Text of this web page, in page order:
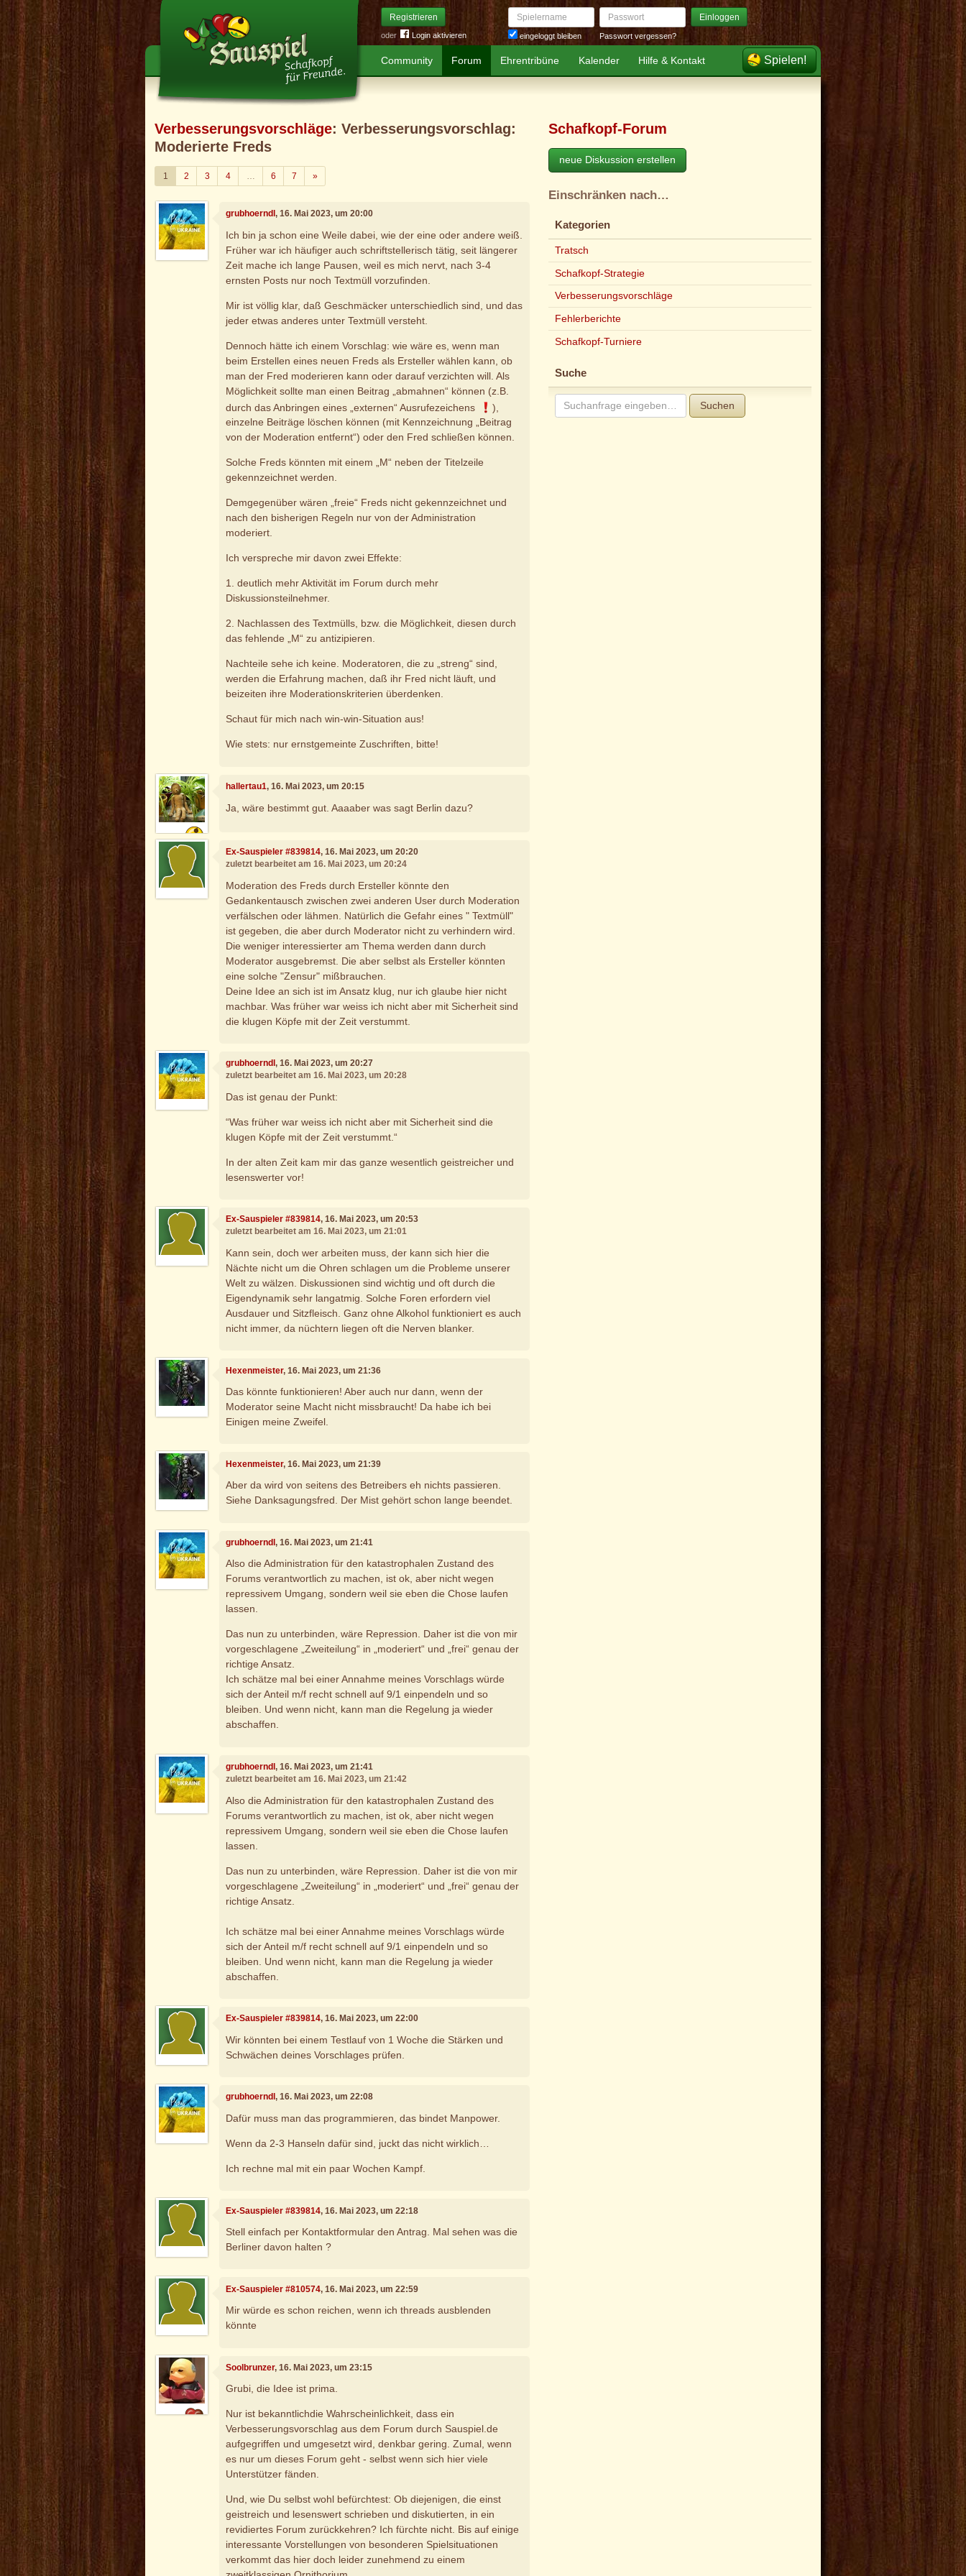
Registrieren
oder Login aktivieren
Spielername
eingeloggt bleiben
Passwort Einloggen
Passwort vergessen?
Community Forum Ehrentribüne Kalender Hilfe & Kontakt Spielen!
Verbesserungsvorschläge: Verbesserungsvorschlag:
Moderierte Freds
1 2 3 4 … 6 7 »Weiter
grubhoerndl, 16. Mai 2023, um 20:00
Ich bin ja schon eine Weile dabei, wie der eine oder andere weiß.
Früher war ich häufiger auch schriftstellerisch tätig, seit längerer
Zeit mache ich lange Pausen, weil es mich nervt, nach 3-4
ernsten Posts nur noch Textmüll vorzufinden.
Mir ist völlig klar, daß Geschmäcker unterschiedlich sind, und das
jeder etwas anderes unter Textmüll versteht.
Dennoch hätte ich einem Vorschlag: wie wäre es, wenn man
beim Erstellen eines neuen Freds als Ersteller wählen kann, ob
man der Fred moderieren kann oder darauf verzichten will. Als
Möglichkeit sollte man einen Beitrag „abmahnen“ können (z.B.
durch das Anbringen eines „externen“ Ausrufezeichens
️),
einzelne Beiträge löschen können (mit Kennzeichnung „Beitrag
von der Moderation entfernt“) oder den Fred schließen können.
Solche Freds könnten mit einem „M“ neben der Titelzeile
gekennzeichnet werden.
Demgegenüber wären „freie“ Freds nicht gekennzeichnet und
nach den bisherigen Regeln nur von der Administration
moderiert.
Ich verspreche mir davon zwei Effekte:
1. deutlich mehr Aktivität im Forum durch mehr
Diskussionsteilnehmer.
2. Nachlassen des Textmülls, bzw. die Möglichkeit, diesen durch
das fehlende „M“ zu antizipieren.
Nachteile sehe ich keine. Moderatoren, die zu „streng“ sind,
werden die Erfahrung machen, daß ihr Fred nicht läuft, und
beizeiten ihre Moderationskriterien überdenken.
Schaut für mich nach win-win-Situation aus!
Wie stets: nur ernstgemeinte Zuschriften, bitte!
hallertau1, 16. Mai 2023, um 20:15
Ja, wäre bestimmt gut. Aaaaber was sagt Berlin dazu?
Ex-Sauspieler #839814, 16. Mai 2023, um 20:20
zuletzt bearbeitet am 16. Mai 2023, um 20:24
Moderation des Freds durch Ersteller könnte den
Gedankentausch zwischen zwei anderen User durch Moderation
verfälschen oder lähmen. Natürlich die Gefahr eines " Textmüll"
ist gegeben, die aber durch Moderator nicht zu verhindern wird.
Die weniger interessierter am Thema werden dann durch
Moderator ausgebremst. Die aber selbst als Ersteller könnten
eine solche "Zensur" mißbrauchen.
Deine Idee an sich ist im Ansatz klug, nur ich glaube hier nicht
machbar. Was früher war weiss ich nicht aber mit Sicherheit sind
die klugen Köpfe mit der Zeit verstummt.
grubhoerndl, 16. Mai 2023, um 20:27
zuletzt bearbeitet am 16. Mai 2023, um 20:28
Das ist genau der Punkt:
“Was früher war weiss ich nicht aber mit Sicherheit sind die
klugen Köpfe mit der Zeit verstummt.“
In der alten Zeit kam mir das ganze wesentlich geistreicher und
lesenswerter vor!
Ex-Sauspieler #839814, 16. Mai 2023, um 20:53
zuletzt bearbeitet am 16. Mai 2023, um 21:01
Kann sein, doch wer arbeiten muss, der kann sich hier die
Nächte nicht um die Ohren schlagen um die Probleme unserer
Welt zu wälzen. Diskussionen sind wichtig und oft durch die
Eigendynamik sehr langatmig. Solche Foren erfordern viel
Ausdauer und Sitzfleisch. Ganz ohne Alkohol funktioniert es auch
nicht immer, da nüchtern liegen oft die Nerven blanker.
Hexenmeister, 16. Mai 2023, um 21:36
Das könnte funktionieren! Aber auch nur dann, wenn der
Moderator seine Macht nicht missbraucht! Da habe ich bei
Einigen meine Zweifel.
Hexenmeister, 16. Mai 2023, um 21:39
Aber da wird von seitens des Betreibers eh nichts passieren.
Siehe Danksagungsfred. Der Mist gehört schon lange beendet.
grubhoerndl, 16. Mai 2023, um 21:41
Also die Administration für den katastrophalen Zustand des
Forums verantwortlich zu machen, ist ok, aber nicht wegen
repressivem Umgang, sondern weil sie eben die Chose laufen
lassen.
Das nun zu unterbinden, wäre Repression. Daher ist die von mir
vorgeschlagene „Zweiteilung“ in „moderiert“ und „frei“ genau der
richtige Ansatz.
Ich schätze mal bei einer Annahme meines Vorschlags würde
sich der Anteil m/f recht schnell auf 9/1 einpendeln und so
bleiben. Und wenn nicht, kann man die Regelung ja wieder
abschaffen.
grubhoerndl, 16. Mai 2023, um 21:41
zuletzt bearbeitet am 16. Mai 2023, um 21:42
Also die Administration für den katastrophalen Zustand des
Forums verantwortlich zu machen, ist ok, aber nicht wegen
repressivem Umgang, sondern weil sie eben die Chose laufen
lassen.
Das nun zu unterbinden, wäre Repression. Daher ist die von mir
vorgeschlagene „Zweiteilung“ in „moderiert“ und „frei“ genau der
richtige Ansatz.
Ich schätze mal bei einer Annahme meines Vorschlags würde
sich der Anteil m/f recht schnell auf 9/1 einpendeln und so
bleiben. Und wenn nicht, kann man die Regelung ja wieder
abschaffen.
Ex-Sauspieler #839814, 16. Mai 2023, um 22:00
Wir könnten bei einem Testlauf von 1 Woche die Stärken und
Schwächen deines Vorschlages prüfen.
grubhoerndl, 16. Mai 2023, um 22:08
Dafür muss man das programmieren, das bindet Manpower.
Wenn da 2-3 Hanseln dafür sind, juckt das nicht wirklich…
Ich rechne mal mit ein paar Wochen Kampf.
Ex-Sauspieler #839814, 16. Mai 2023, um 22:18
Stell einfach per Kontaktformular den Antrag. Mal sehen was die
Berliner davon halten ?
Ex-Sauspieler #810574, 16. Mai 2023, um 22:59
Mir würde es schon reichen, wenn ich threads ausblenden
könnte
Soolbrunzer, 16. Mai 2023, um 23:15
Grubi, die Idee ist prima.
Nur ist bekanntlichdie Wahrscheinlichkeit, dass ein
Verbesserungsvorschlag aus dem Forum durch Sauspiel.de
aufgegriffen und umgesetzt wird, denkbar gering. Zumal, wenn
es nur um dieses Forum geht - selbst wenn sich hier viele
Unterstützer fänden.
Und, wie Du selbst wohl befürchtest: Ob diejenigen, die einst
geistreich und lesenswert schrieben und diskutierten, in ein
revidiertes Forum zurückkehren? Ich fürchte nicht. Bis auf einige
interessante Vorstellungen von besonderen Spielsituationen
verkommt das hier doch leider zunehmend zu einem
Schafkopf-Forum
neue Diskussion erstellen
Einschränken nach…
Kategorien
Tratsch
Schafkopf-Strategie
Verbesserungsvorschläge
Fehlerberichte
Schafkopf-Turniere
Suche
Suchen